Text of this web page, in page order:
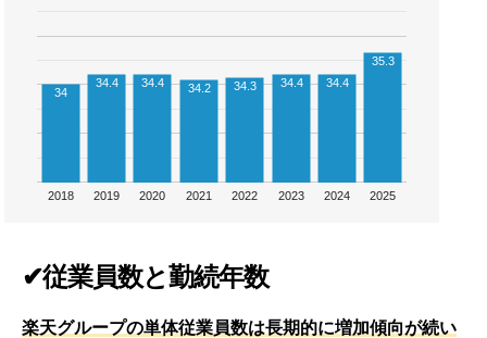
2018 2019 2020 2021 2022 2023 2024 2025
34
34.4 34.4 34.2 34.3 34.4 34.4
35.3
✔従業員数と勤続年数
楽天グループの単体従業員数は長期的に増加傾向が続い